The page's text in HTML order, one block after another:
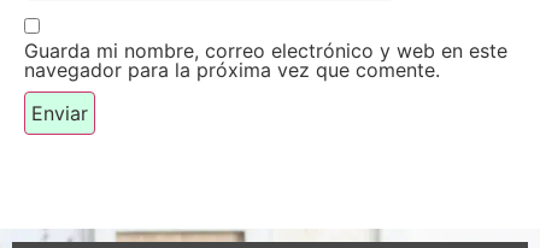
Guarda mi nombre, correo electrónico y web en este
navegador para la próxima vez que comente.